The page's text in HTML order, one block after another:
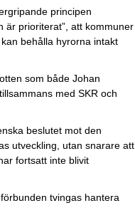
principen
är prioriterat”, att kommuner
behålla hyrorna intakt
som både Johan
med SKR och
beslutet mot den
utveckling, utan snarare att
fortsatt inte blivit
tvingas hantera